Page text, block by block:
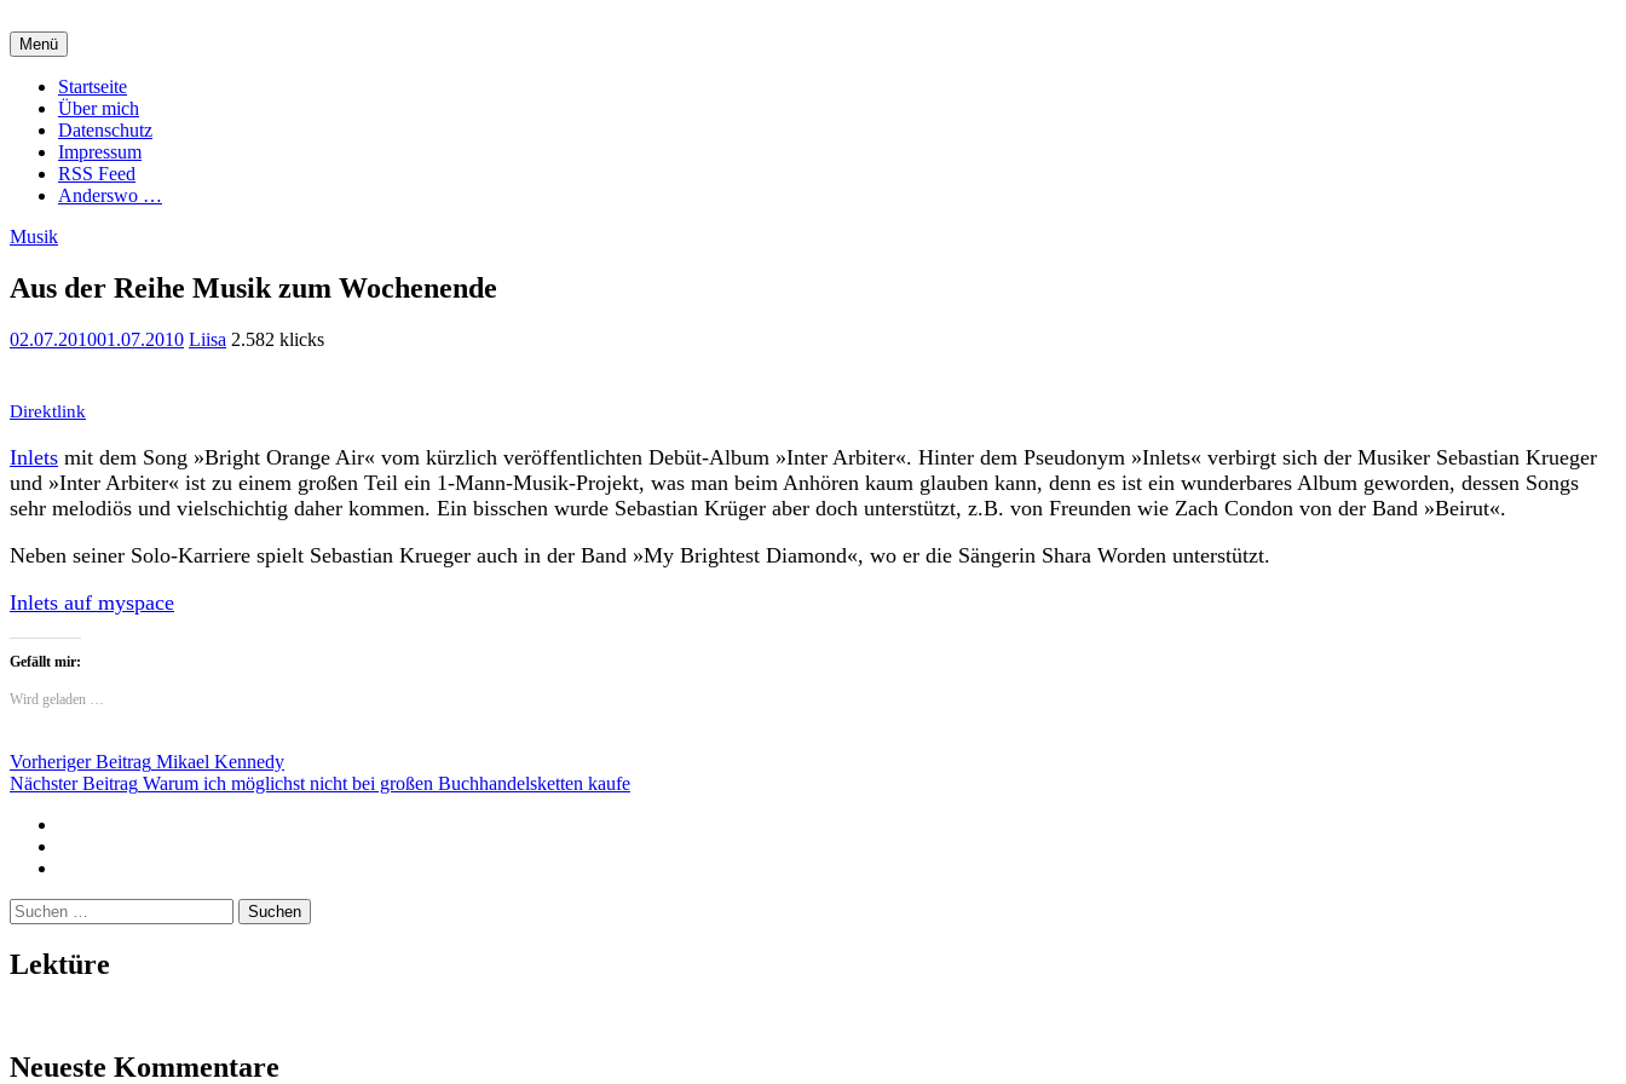
Inhalt
springen
Charming Quark
Menü
Startseite
Über mich
Datenschutz
Impressum
RSS Feed
Anderswo …
Musik
Aus der Reihe Musik zum Wochenende
02.07.201001.07.2010 Liisa 2.582 klicks
Direktlink
Inlets mit dem Song »Bright Orange Air« vom kürzlich veröffentlichten Debüt-Album »Inter Arbiter«. Hinter dem Pseudonym »Inlets« verbirgt sich der Musiker Sebastian Krueger
und »Inter Arbiter« ist zu einem großen Teil ein 1-Mann-Musik-Projekt, was man beim Anhören kaum glauben kann, denn es ist ein wunderbares Album geworden, dessen Songs
sehr melodiös und vielschichtig daher kommen. Ein bisschen wurde Sebastian Krüger aber doch unterstützt, z.B. von Freunden wie Zach Condon von der Band »Beirut«.
Neben seiner Solo-Karriere spielt Sebastian Krueger auch in der Band »My Brightest Diamond«, wo er die Sängerin Shara Worden unterstützt.
Inlets auf myspace
Gefällt mir:
Wird geladen …
Beitragsnavigation
Vorheriger Beitrag Mikael Kennedy
Nächster Beitrag Warum ich möglichst nicht bei großen Buchhandelsketten kaufe
Suchen
nach:
Lektüre
Neueste Kommentare